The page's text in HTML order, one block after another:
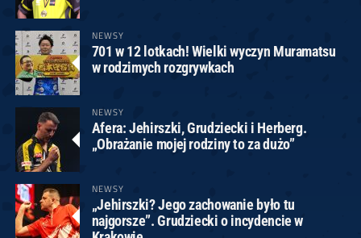
NEWSY
701 w 12 lotkach! Wielki wyczyn Muramatsu
w rodzimych rozgrywkach
NEWSY
Afera: Jehirszki, Grudziecki i Herberg.
„Obrażanie mojej rodziny to za dużo”
NEWSY
„Jehirszki? Jego zachowanie było tu
najgorsze”. Grudziecki o incydencie w